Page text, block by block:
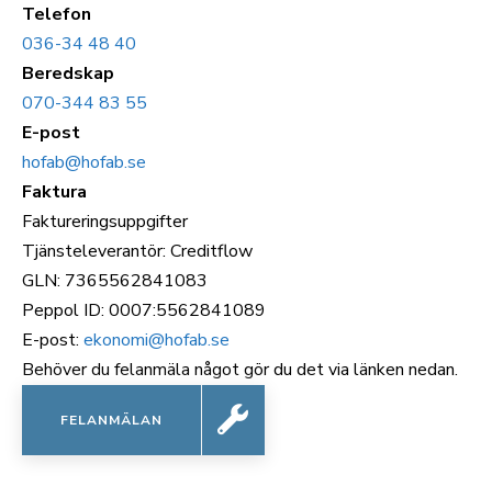
Telefon
036-34 48 40
Beredskap
070-344 83 55
E-post
hofab@hofab.se
Faktura
Faktureringsuppgifter
Tjänsteleverantör: Creditflow
GLN: 7365562841083
Peppol ID: 0007:5562841089
E-post: ekonomi@hofab.se
Behöver du felanmäla något gör du det via länken nedan.
FELANMÄLAN